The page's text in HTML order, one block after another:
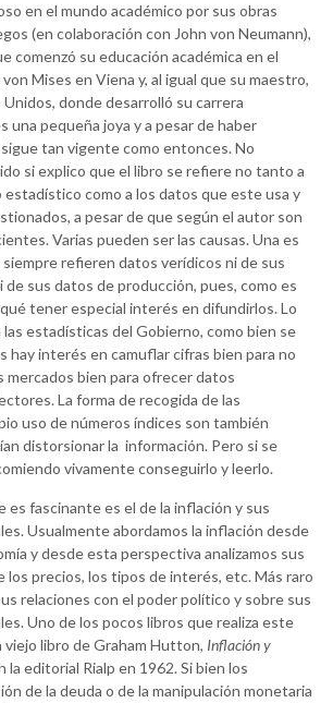
en el mundo académico por sus obras
(en colaboración con John von Neumann),
comenzó su educación académica en el
Mises en Viena y, al igual que su maestro,
donde desarrolló su carrera
una pequeña joya y a pesar de haber
tan vigente como entonces. No
si explico que el libro se refiere no tanto a
estadístico como a los datos que este usa y
a pesar de que según el autor son
Varias pueden ser las causas. Una es
refieren datos verídicos ni de sus
sus datos de producción, pues, como es
tener especial interés en difundirlos. Lo
estadísticas del Gobierno, como bien se
hay interés en camuflar cifras bien para no
mercados bien para ofrecer datos
La forma de recogida de las
uso de números índices son también
distorsionar la información. Pero si se
vivamente conseguirlo y leerlo.
es fascinante es el de la inflación y sus
Usualmente abordamos la inflación desde
y desde esta perspectiva analizamos sus
los precios, los tipos de interés, etc. Más raro
relaciones con el poder político y sobre sus
Uno de los pocos libros que realiza este
viejo libro de Graham Hutton, Inflación y
la editorial Rialp en 1962. Si bien los
de la deuda o de la manipulación monetaria